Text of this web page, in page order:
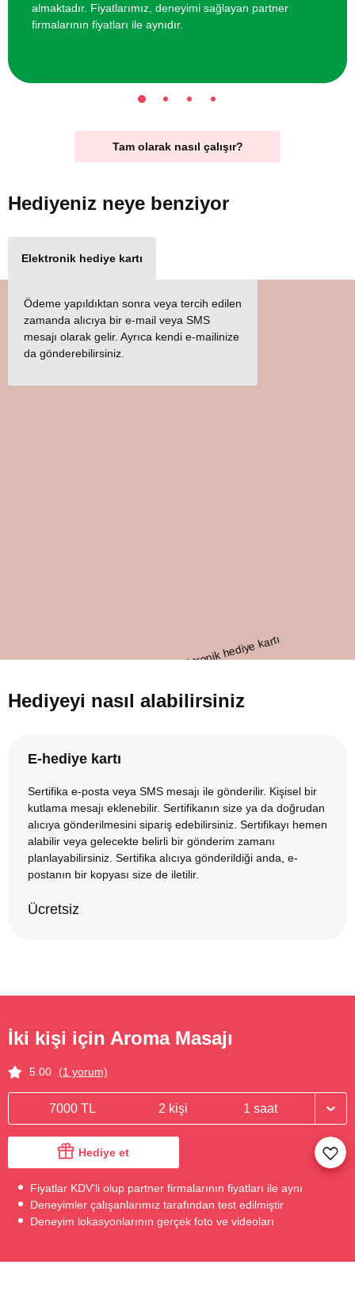
almaktadır. Fiyatlarımız, deneyimi sağlayan partner
firmalarının fiyatları ile aynıdır.
Tam olarak nasıl çalışır?
Hediyeniz neye benziyor
Elektronik hediye kartı
Ödeme yapıldıktan sonra veya tercih edilen
zamanda alıcıya bir e-mail veya SMS
mesajı olarak gelir. Ayrıca kendi e-mailinize
da gönderebilirsiniz.
Hediyeyi nasıl alabilirsiniz
E-hediye kartı
Sertifika e-posta veya SMS mesajı ile gönderilir. Kişisel bir
kutlama mesajı eklenebilir. Sertifikanın size ya da doğrudan
alıcıya gönderilmesini sipariş edebilirsiniz. Sertifikayı hemen
alabilir veya gelecekte belirli bir gönderim zamanı
planlayabilirsiniz. Sertifika alıcıya gönderildiği anda, e-
postanın bir kopyası size de iletilir.
Ücretsiz
İki kişi için Aroma Masajı
5.00 (1 yorum)
7000 TL 2 kişi 1 saat
Hediye et
Fiyatlar KDV'li olup partner firmalarının fiyatları ile aynı
Deneyimler çalışanlarımız tarafından test edilmiştir
Deneyim lokasyonlarının gerçek foto ve videoları